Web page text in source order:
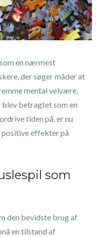
en nærmest
der søger måder at
mental velvære.
blev betragtet som en
tiden på, er nu
effekter på
som
den bevidste brug af
en tilstand af